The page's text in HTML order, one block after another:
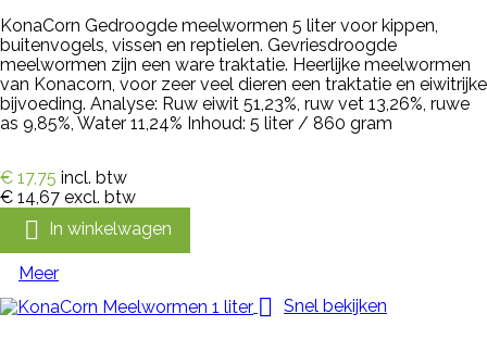
KonaCorn Gedroogde meelwormen 5 liter voor kippen,
buitenvogels, vissen en reptielen. Gevriesdroogde
meelwormen zijn een ware traktatie. Heerlijke meelwormen
van Konacorn, voor zeer veel dieren een traktatie en eiwitrijke
bijvoeding. Analyse: Ruw eiwit 51,23%, ruw vet 13,26%, ruwe
as 9,85%, Water 11,24% Inhoud: 5 liter / 860 gram
€ 17,75 incl. btw
€ 14,67 excl. btw
 In winkelwagen
Meer
 Snel bekijken